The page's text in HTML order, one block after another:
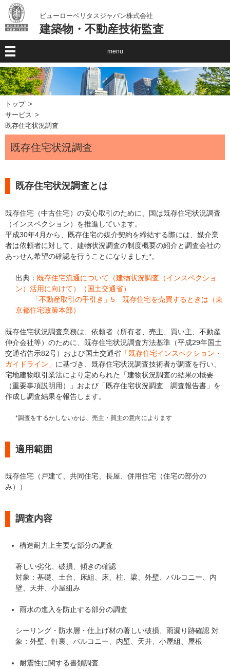
ビューローベリタスジャパン株式会社
建築物・不動産技術監査
menu
トップ
サービス
既存住宅状況調査
既存住宅状況調査
既存住宅状況調査とは
既存住宅（中古住宅）の安心取引のために、国は既存住宅状況調査
（インスペクション）を推進しています。
平成30年4月から、既存住宅の媒介契約を締結する際には、媒介業
者は依頼者に対して、建物状況調査の制度概要の紹介と調査会社の
あっせん希望の確認を行うことになりました*。
出典： 既存住宅流通について（建物状況調査（インスペクショ
ン）活用に向けて）（国土交通省）
「不動産取引の手引き」5 既存住宅を売買するときは（東
京都住宅政策本部）
既存住宅状況調査業務は、依頼者（所有者、売主、買い主、不動産
仲介会社等）のために、既存住宅状況調査方法基準（平成29年国土
交通省告示82号）および国土交通省 「既存住宅インスペクション・
ガイドライン」 に基づき、既存住宅状況調査技術者が調査を行い、
宅地建物取引業法により定められた「建物状況調査の結果の概要
（重要事項説明用）」および「既存住宅状況調査 調査報告書」を
作成し調査結果を報告します。
*調査をするかしないかは、売主・買主の意向によります
適用範囲
既存住宅（戸建て、共同住宅、長屋、併用住宅（住宅の部分の
み））
調査内容
構造耐力上主要な部分の調査
著しい劣化、破損、傾きの確認
対象：基礎、土台、床組、床、柱、梁、外壁、バルコニー、内
壁、天井、小屋組み
雨水の進入を防止する部分の調査
シーリング・防水層・仕上げ材の著しい破損、雨漏り跡確認 対
象：外壁、軒裏、バルコニー、内壁、天井、小屋組、屋根
耐震性に関する書類調査